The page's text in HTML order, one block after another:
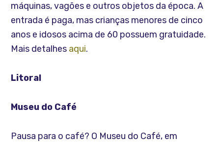
máquinas, vagões e outros objetos da época. A
entrada é paga, mas crianças menores de cinco
anos e idosos acima de 60 possuem gratuidade.
Mais detalhes aqui.
Litoral
Museu do Café
Pausa para o café? O Museu do Café, em